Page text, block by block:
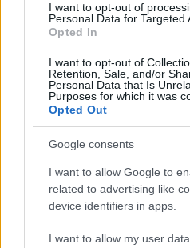
I want to opt-out of
Personal Data for Targeted
Opted In
I want to opt-out of
Retention, Sale, and/or
Personal Data that Is
Purposes for which it was
Opted Out
Google consents
I want to allow Google to
related to advertising like
device identifiers in apps.
I want to allow my user
Digitális nyugta: kiadta
e-pénztárgép engedélyét
Friss ábrán az EU